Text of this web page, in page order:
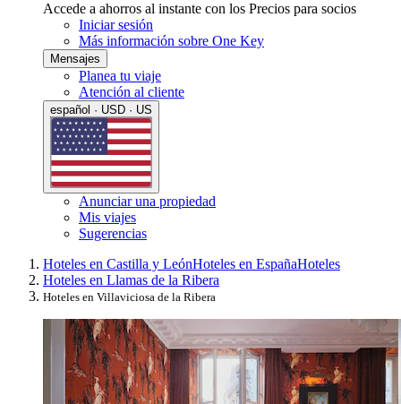
Accede a ahorros al instante con los Precios para socios
Iniciar sesión
Más información sobre One Key
Mensajes
Planea tu viaje
Atención al cliente
español · USD · US
Anunciar una propiedad
Mis viajes
Sugerencias
Hoteles en Castilla y LeónHoteles en EspañaHoteles
Hoteles en Llamas de la Ribera
Hoteles en Villaviciosa de la Ribera